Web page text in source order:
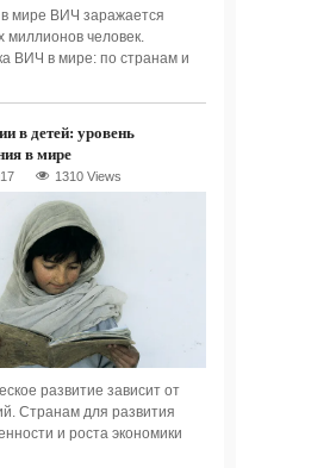
в мире ВИЧ заражается
миллионов человек.
ВИЧ в мире: по странам и
в детей: уровень
в мире
1310 Views
развитие зависит от
Странам для развития
и роста экономики